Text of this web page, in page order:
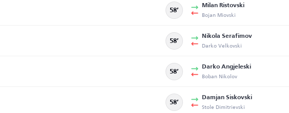
58’
Milan Ristovski
Bojan Miovski
58’
Nikola Serafimov
Darko Velkovski
58’
Darko Angjeleski
Boban Nikolov
58’
Damjan Siskovski
Stole Dimitrievski